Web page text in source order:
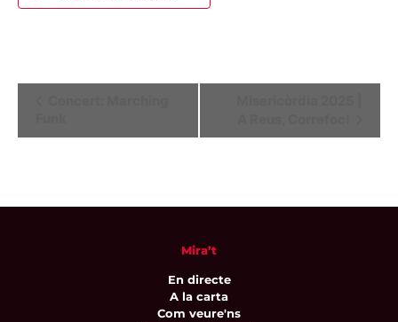
Mira’t
En directe
A la carta
Com veure'ns